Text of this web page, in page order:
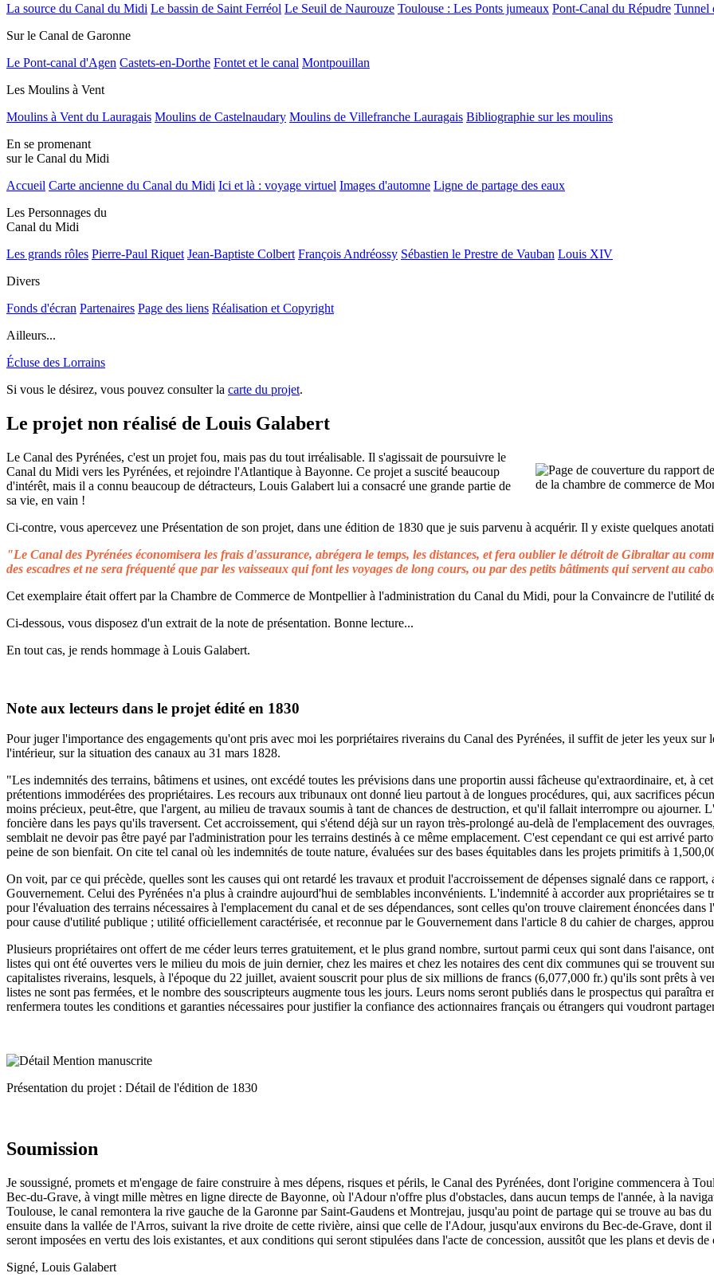
La source du Canal du Midi Le bassin de Saint Ferréol Le Seuil de Naurouze Toulouse : Les Ponts jumeaux Pont-Canal du Répudre Tunnel
Sur le Canal de Garonne
Le Pont-canal d'Agen Castets-en-Dorthe Fontet et le canal Montpouillan
Les Moulins à Vent
Moulins à Vent du Lauragais Moulins de Castelnaudary Moulins de Villefranche Lauragais Bibliographie sur les moulins
En se promenant
sur le Canal du Midi
Accueil Carte ancienne du Canal du Midi Ici et là : voyage virtuel Images d'automne Ligne de partage des eaux
Les Personnages du
Canal du Midi
Les grands rôles Pierre-Paul Riquet Jean-Baptiste Colbert François Andréossy Sébastien le Prestre de Vauban Louis XIV
Divers
Fonds d'écran Partenaires Page des liens Réalisation et Copyright
Ailleurs...
Écluse des Lorrains
Si vous le désirez, vous pouvez consulter la carte du projet.
Le projet non réalisé de Louis Galabert
Le Canal des Pyrénées, c'est un projet fou, mais pas du tout irréalisable. Il s'agissait de poursuivre le
Canal du Midi vers les Pyrénées, et rejoindre l'Atlantique à Bayonne. Ce projet a suscité beaucoup
d'intérêt, mais il a connu beaucoup de détracteurs, Louis Galabert lui a consacré une grande partie de
sa vie, en vain !
Ci-contre, vous apercevez une Présentation de son projet, dans une édition de 1830 que je suis parvenu à acquérir. Il y existe quelques
"Le Canal des Pyrénées économisera les frais d'assurance, abrégera le temps, les distances, et fera oublier le détroit de Gibraltar au
des escadres et ne sera fréquenté que par les vaisseaux qui font les voyages de long cours, ou par des petits bâtiments qui servent au
Cet exemplaire était offert par la Chambre de Commerce de Montpellier à l'administration du Canal du Midi, pour la Convaincre de l'utilité
Ci-dessous, vous disposez d'un extrait de la note de présentation. Bonne lecture...
En tout cas, je rends hommage à Louis Galabert.
Note aux lecteurs dans le projet édité en 1830
Pour juger l'importance des engagements qu'ont pris avec moi les porpriétaires riverains du Canal des Pyrénées, il suffit de jeter les yeux
l'intérieur, sur la situation des canaux au 31 mars 1828.
"Les indemnités des terrains, bâtimens et usines, ont excédé toutes les prévisions dans une proportin aussi fâcheuse qu'extraordinaire, et, à
prétentions immodérées des propriétaires. Les recours aux tribunaux ont donné lieu partout à de longues procédures, qui, aux sacrifices
moins précieux, peut-être, que l'argent, au milieu de travaux soumis à tant de chances de destruction, et qu'il fallait interrompre ou ajourner.
foncière dans les pays qu'ils traversent. Cet accroissement, qui s'étend déjà sur un rayon très-prolongé au-delà de l'emplacement des
semblait ne devoir pas être payé par l'administration pour les terrains destinés à ce même emplacement. C'est cependant ce qui est arrivé
peine de son bienfait. On cite tel canal où les indemnités de toute nature, évaluées sur des bases équitables dans les projets primitifs à
On voit, par ce qui précède, quelles sont les causes qui ont retardé les travaux et produit l'accroissement de dépenses signalé dans ce
Gouvernement. Celui des Pyrénées n'a plus à craindre aujourd'hui de semblables inconvénients. L'indemnité à accorder aux propriétaires se
pour l'évaluation des terrains nécessaires à l'emplacement du canal et de ses dépendances, sont celles qu'on trouve clairement énoncées
pour cause d'utilité publique ; utilité officiellement caractérisée, et reconnue par le Gouvernement dans l'article 8 du cahier de charges,
Plusieurs propriétaires ont offert de me céder leurs terres gratuitement, et le plus grand nombre, surtout parmi ceux qui sont dans l'aisance,
listes qui ont été ouvertes vers le milieu du mois de juin dernier, chez les maires et chez les notaires des cent dix communes qui se trouvent
capitalistes riverains, lesquels, à l'époque du 22 juillet, avaient souscrit pour plus de six millions de francs (6,077,000 fr.) qu'ils sont prêts à
listes ne sont pas fermées, et le nombre des souscripteurs augmente tous les jours. Leurs noms seront publiés dans le prospectus qui
renfermera toutes les conditions et garanties nécessaires pour justifier la confiance des actionnaires français ou étrangers qui voudront
Présentation du projet : Détail de l'édition de 1830
Soumission
Je soussigné, promets et m'engage de faire construire à mes dépens, risques et périls, le Canal des Pyrénées, dont l'origine commencera à
Bec-du-Grave, à vingt mille mètres en ligne directe de Bayonne, où l'Adour n'offre plus d'obstacles, dans aucun temps de l'année, à la
Toulouse, le canal remontera la rive gauche de la Garonne par Saint-Gaudens et Montrejau, jusqu'au point de partage qui se trouve au bas
ensuite dans la vallée de l'Arros, suivant la rive droite de cette rivière, ainsi que celle de l'Adour, jusqu'aux environs du Bec-de-Grave, dont
seront imposées en vertu des lois existantes, et aux conditions qui seront stipulées dans l'acte de concession, aussitôt que les plans et devis
Signé, Louis Galabert